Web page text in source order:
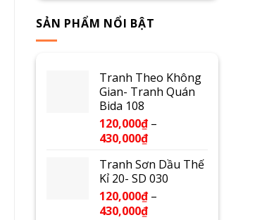
SẢN PHẨM NỔI BẬT
Tranh Theo Không
Gian- Tranh Quán
Bida 108
120,000₫ –
430,000₫
Tranh Sơn Dầu Thế
Kỉ 20- SD 030
120,000₫ –
430,000₫